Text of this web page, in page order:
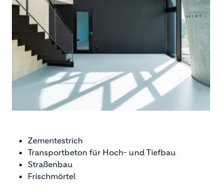
Zementestrich
Transportbeton für Hoch- und Tiefbau
Straßenbau
Frischmörtel